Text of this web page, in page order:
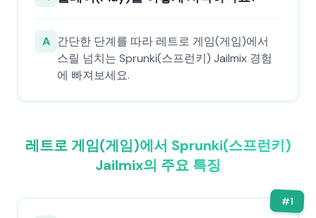
A 간단한 단계를 따라 레트로 게임(게임)에서
스릴 넘치는 Sprunki(스프런키) Jailmix 경험
에 빠져보세요.
레트로 게임(게임)에서 Sprunki(스프런키)
Jailmix의 주요 특징
#1